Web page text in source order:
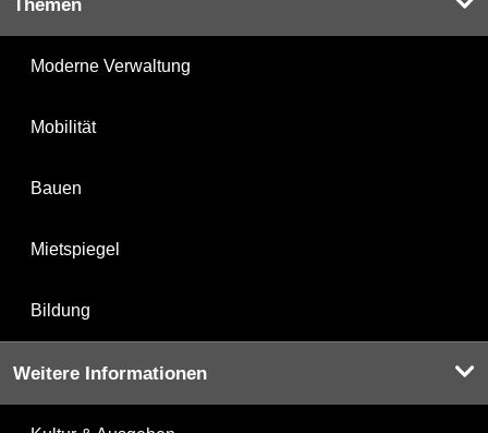
Themen
Moderne Verwaltung
Mobilität
Bauen
Mietspiegel
Bildung
Weitere Informationen